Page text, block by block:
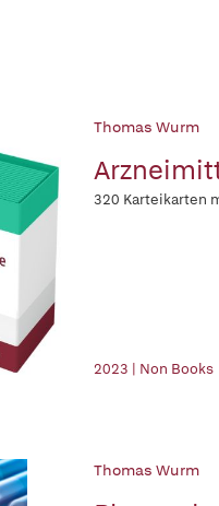
Thomas Wurm
320 Karteikarten
2023 | Non Books
Thomas Wurm